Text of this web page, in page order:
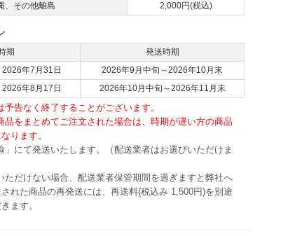
、その他離島
2,000円(税込)
期
発送時期
年7月31日
2026年9月中旬～2026年10月末
年8月17日
2026年10月中旬～2026年11月末
告なく終了することがございます。
品をまとめてご注文された場合は、時期が遅い方の商品
ります。
」にて発送いたします。（配送業者はお選びいただけま
ただけない場合、配送業者保管期間を過ぎますと弊社へ
れた商品の再発送には、再送料(税込み 1,500円)を別途
ます。